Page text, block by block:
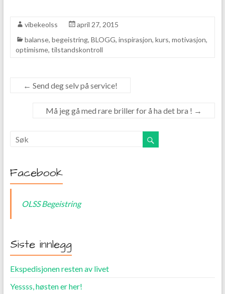
vibekeolss
april 27, 2015
balanse, begeistring, BLOGG, inspirasjon, kurs, motivasjon,
optimisme, tilstandskontroll
← Send deg selv på service!
Må jeg gå med rare briller for å ha det bra ! →
Facebook
OLSS Begeistring
Siste innlegg
Ekspedisjonen resten av livet
Yessss, høsten er her!